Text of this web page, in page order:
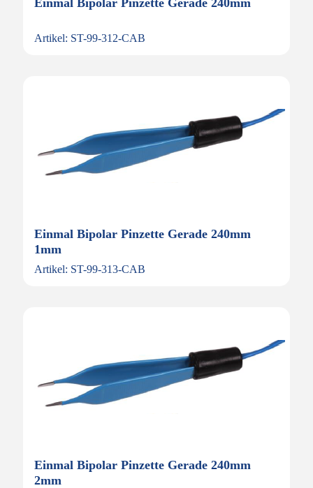
Einmal Bipolar Pinzette Gerade 240mm
Artikel: ST-99-312-CAB
Einmal Bipolar Pinzette Gerade 240mm
1mm
Artikel: ST-99-313-CAB
Einmal Bipolar Pinzette Gerade 240mm
2mm